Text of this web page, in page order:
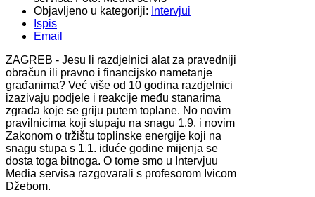
Objavljeno u kategoriji: Intervjui
Ispis
Email
ZAGREB - Jesu li razdjelnici alat za pravedniji
obračun ili pravno i financijsko nametanje
građanima? Već više od 10 godina razdjelnici
izazivaju podjele i reakcije među stanarima
zgrada koje se griju putem toplane. No novim
pravilnicima koji stupaju na snagu 1.9. i novim
Zakonom o tržištu toplinske energije koji na
snagu stupa s 1.1. iduće godine mijenja se
dosta toga bitnoga. O tome smo u Intervjuu
Media servisa razgovarali s profesorom Ivicom
Džebom.